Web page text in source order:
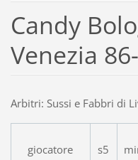
Candy
Venezia
Arbitri: Sussi e Fabbri di
giocatore s5